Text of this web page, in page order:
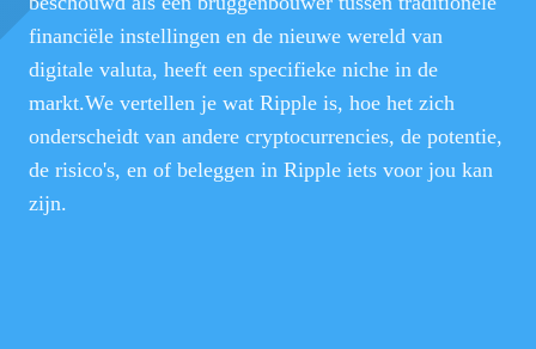
financiële instellingen en de nieuwe wereld van
digitale valuta, heeft een specifieke niche in de
markt.We vertellen je wat Ripple is, hoe het zich
onderscheidt van andere cryptocurrencies, de potentie,
de risico's, en of beleggen in Ripple iets voor jou kan
zijn.